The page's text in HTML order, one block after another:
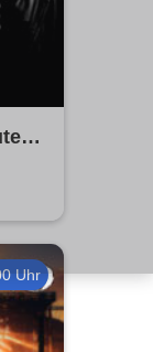
Uhr